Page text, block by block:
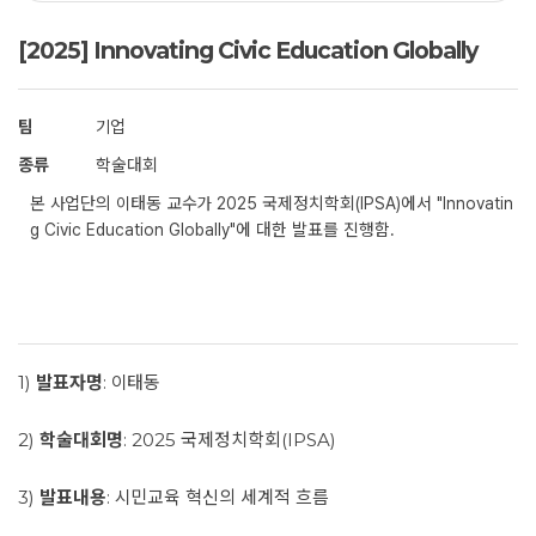
[2025] Innovating Civic Education Globally
팀
기업
종류
학술대회
본 사업단의 이태동 교수가 2025 국제정치학회(IPSA)에서 "Innovatin
g Civic Education Globally"에 대한 발표를 진행함.
1) 발표자명: 이태동
2) 학술대회명: 2025 국제정치학회(IPSA)
3) 발표내용: 시민교육 혁신의 세계적 흐름